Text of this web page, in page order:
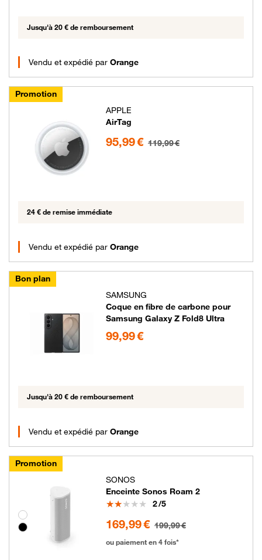
Jusqu'à 20 € de remboursement
Vendu et expédié par Orange
Promotion
APPLE
AirTag
95,99 € 119,99 €
24 € de remise immédiate
Vendu et expédié par Orange
Bon plan
SAMSUNG
Coque en fibre de carbone pour
Samsung Galaxy Z Fold8 Ultra
99,99 €
Jusqu'à 20 € de remboursement
Vendu et expédié par Orange
Promotion
Groupe de couleurs disponibles non sélectionnables
SONOS
Enceinte Sonos Roam 2
Note
2/5
169,99 € 199,99 €
ou paiement en 4 fois*